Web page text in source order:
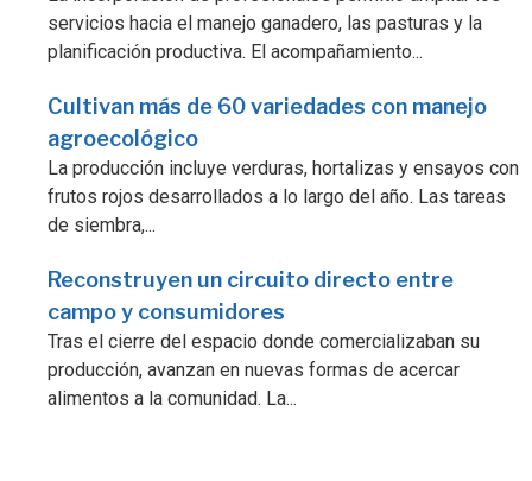
servicios hacia el manejo ganadero, las pasturas y la
planificación productiva. El acompañamiento...
Cultivan más de 60 variedades con manejo
agroecológico
La producción incluye verduras, hortalizas y ensayos con
frutos rojos desarrollados a lo largo del año. Las tareas
de siembra,...
Reconstruyen un circuito directo entre
campo y consumidores
Tras el cierre del espacio donde comercializaban su
producción, avanzan en nuevas formas de acercar
alimentos a la comunidad. La...